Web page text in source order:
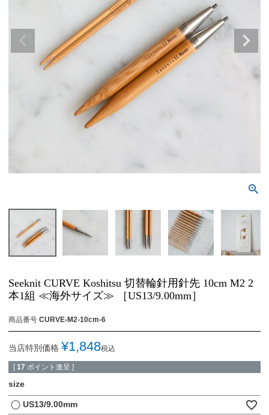
Seeknit CURVE Koshitsu 切替輪針用針先 10cm M2 2
本1組 ≪海外サイズ≫ ［US13/9.00mm］
商品番号 CURVE-M2-10cm-6
当店特別価格 ¥1,848税込
[ 17 ポイント進呈 ]
size
US13/9.00mm